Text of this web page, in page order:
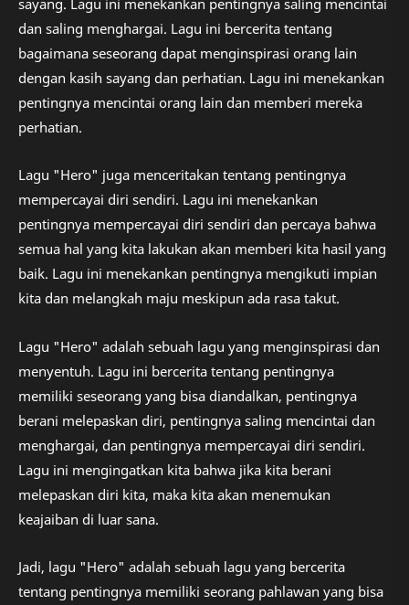
dan saling menghargai. Lagu ini bercerita tentang
bagaimana seseorang dapat menginspirasi orang lain
dengan kasih sayang dan perhatian. Lagu ini menekankan
pentingnya mencintai orang lain dan memberi mereka
perhatian.
Lagu "Hero" juga menceritakan tentang pentingnya
mempercayai diri sendiri. Lagu ini menekankan
pentingnya mempercayai diri sendiri dan percaya bahwa
semua hal yang kita lakukan akan memberi kita hasil yang
baik. Lagu ini menekankan pentingnya mengikuti impian
kita dan melangkah maju meskipun ada rasa takut.
Lagu "Hero" adalah sebuah lagu yang menginspirasi dan
menyentuh. Lagu ini bercerita tentang pentingnya
memiliki seseorang yang bisa diandalkan, pentingnya
berani melepaskan diri, pentingnya saling mencintai dan
menghargai, dan pentingnya mempercayai diri sendiri.
Lagu ini mengingatkan kita bahwa jika kita berani
melepaskan diri kita, maka kita akan menemukan
keajaiban di luar sana.
Jadi, lagu "Hero" adalah sebuah lagu yang bercerita
tentang pentingnya memiliki seorang pahlawan yang bisa